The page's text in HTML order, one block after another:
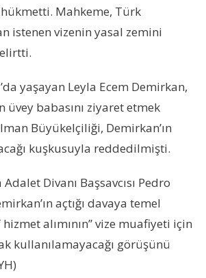
Mahkeme, Türk
istenen vizenin yasal zemini
yaşayan Leyla Ecem Demirkan,
üvey babasını ziyaret etmek
Büyükelçiliği, Demirkan’ın
kuşkusuyla reddedilmişti.
Divanı Başsavcısı Pedro
açtığı davaya temel
alımının” vize muafiyeti için
kullanılamayacağı görüşünü